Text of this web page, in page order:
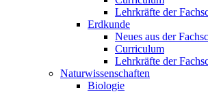
Lehrkräfte der
Erdkunde
Neues aus der
Curriculum
Lehrkräfte der
Naturwissenschaften
Biologie